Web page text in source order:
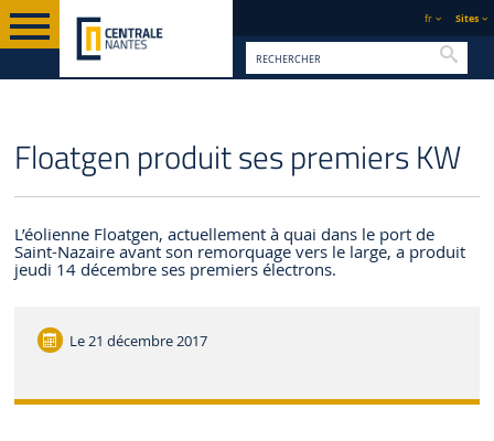
fr Sites
Floatgen produit ses premiers KW
L’éolienne Floatgen, actuellement à quai dans le port de
Saint-Nazaire avant son remorquage vers le large, a produit
jeudi 14 décembre ses premiers électrons.
Le21 décembre 2017